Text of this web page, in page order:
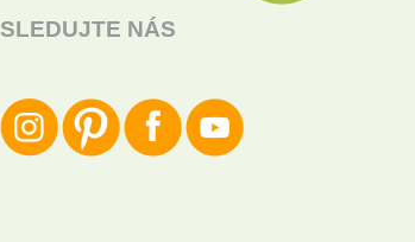
SLEDUJTE NÁS